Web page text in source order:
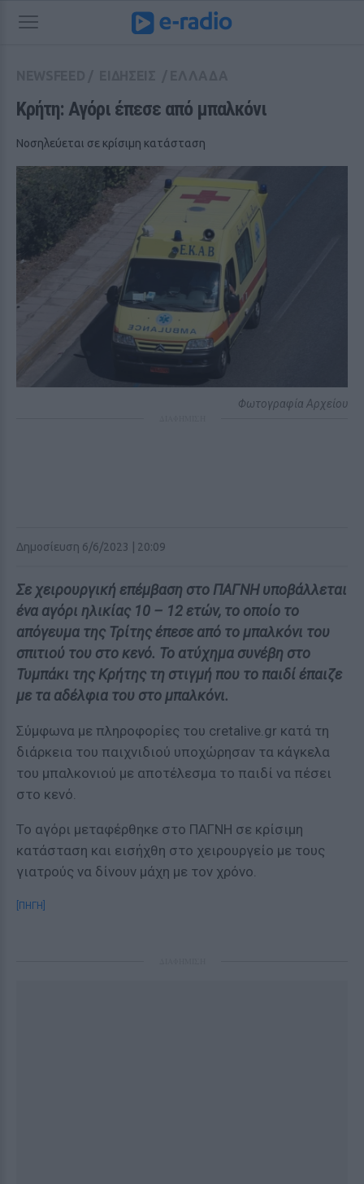
Κρήτη: Αγόρι έπεσε από μπαλκόνι
Νοσηλεύεται σε κρίσιμη κατάσταση
Φωτογραφία Αρχείου
Δημοσίευση 6/6/2023 | 20:09
Σε χειρουργική επέμβαση στο ΠΑΓΝΗ υποβάλλεται
ένα αγόρι ηλικίας 10 – 12 ετών, το οποίο το
απόγευμα της Τρίτης έπεσε από το μπαλκόνι του
σπιτιού του στο κενό. Το ατύχημα συνέβη στο
Τυμπάκι της Κρήτης τη στιγμή που το παιδί έπαιζε
με τα αδέλφια του στο μπαλκόνι.
Σύμφωνα με πληροφορίες του cretalive.gr κατά τη
διάρκεια του παιχνιδιού υποχώρησαν τα κάγκελα
του μπαλκονιού με αποτέλεσμα το παιδί να πέσει
στο κενό.
Το αγόρι μεταφέρθηκε στο ΠΑΓΝΗ σε κρίσιμη
κατάσταση και εισήχθη στο χειρουργείο με τους
γιατρούς να δίνουν μάχη με τον χρόνο.
[ΠΗΓΗ]